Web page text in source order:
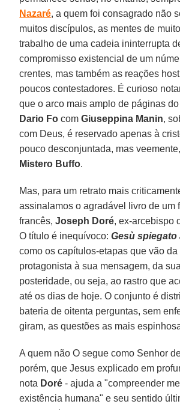
Nazaré, a quem foi consagrado não
muitos discípulos, as mentes de
trabalho de uma cadeia ininterrupta
compromisso existencial de um
crentes, mas também as reações
poucos contestadores. É curioso
que o arco mais amplo de páginas
Dario Focom Giuseppina Manin,
com Deus, é reservado apenas à
pouco desconjuntada, mas
Mistero Buffo.
Mas, para um retrato mais
assinalamos o agradável livro de um
francês,Joseph Doré, ex-arcebispo
O título é inequívoco:Gesù spiegato
como os capítulos-etapas que vão
protagonista à sua mensagem, da
posteridade, ou seja, ao rastro que
até os dias de hoje. O conjunto é
bateria de oitenta perguntas, sem
giram, as questões as mais
A quem não O segue como Senhor
porém, que Jesus explicado em
nota Doré - ajuda a "compreender
existência humana" e seu sentido